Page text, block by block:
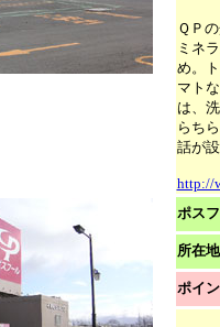
ＱＰ
ミネ
め。
マト
は、
らちら
話が
http://
ポス
所在地
ポイ